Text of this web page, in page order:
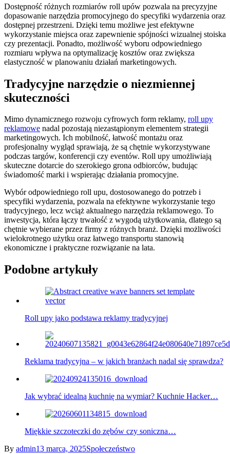
Dostępność różnych rozmiarów roll upów pozwala na precyzyjne
dopasowanie narzędzia promocyjnego do specyfiki wydarzenia oraz
dostępnej przestrzeni. Dzięki temu możliwe jest efektywne
wykorzystanie miejsca oraz zapewnienie spójności wizualnej stoiska
czy prezentacji. Ponadto, możliwość wyboru odpowiedniego
rozmiaru wpływa na optymalizację kosztów oraz zwiększa
elastyczność w planowaniu działań marketingowych.
Tradycyjne narzędzie o niezmiennej
skuteczności
Mimo dynamicznego rozwoju cyfrowych form reklamy, roll upy
reklamowe nadal pozostają niezastąpionym elementem strategii
marketingowych. Ich mobilność, łatwość montażu oraz
profesjonalny wygląd sprawiają, że są chętnie wykorzystywane
podczas targów, konferencji czy eventów. Roll upy umożliwiają
skuteczne dotarcie do szerokiego grona odbiorców, budując
świadomość marki i wspierając działania promocyjne.
Wybór odpowiedniego roll upu, dostosowanego do potrzeb i
specyfiki wydarzenia, pozwala na efektywne wykorzystanie tego
tradycyjnego, lecz wciąż aktualnego narzędzia reklamowego. To
inwestycja, która łączy trwałość z wygodą użytkowania, dlatego są
chętnie wybierane przez firmy z różnych branż. Dzięki możliwości
wielokrotnego użytku oraz łatwego transportu stanowią
ekonomiczne i praktyczne rozwiązanie na lata.
Podobne artykuły
Roll upy jako podstawa reklamy tradycyjnej
Reklama tradycyjna – w jakich branżach nadal się sprawdza?
Jak wybrać idealną kuchnię na wymiar? Kuchnie Hacker…
Miękkie szczoteczki do zębów czy soniczna…
By admin13 marca, 2025Społeczeństwo